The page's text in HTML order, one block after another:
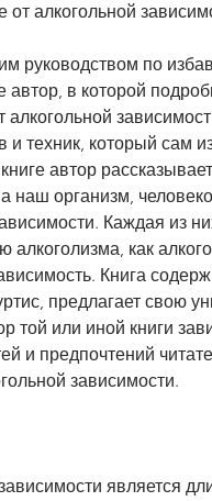
алкогольной
руководством по
автор, в которой
алкогольной
техник, который сам
автор
наш организм,
Каждая из
алкоголизма, как
Книга
предлагает свою
той или иной книги
и предпочтений
зависимости.
является